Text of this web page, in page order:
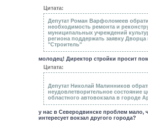
Цитата:
Депутат Роман Варфоломеев
необходимость ремонта и
муниципальных учреждений
региона поддержать заявку
"Строитель"
молодец! Директор стройки просит
Цитата:
Депутат Николай Малинников
неудовлетворительное состояние
областного автовокзала в городе
у нас в Северодвинске проблем мало,
интересует вокзал другого города?